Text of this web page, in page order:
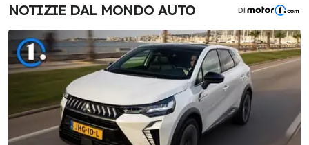
NOTIZIE DAL MONDO AUTO DI